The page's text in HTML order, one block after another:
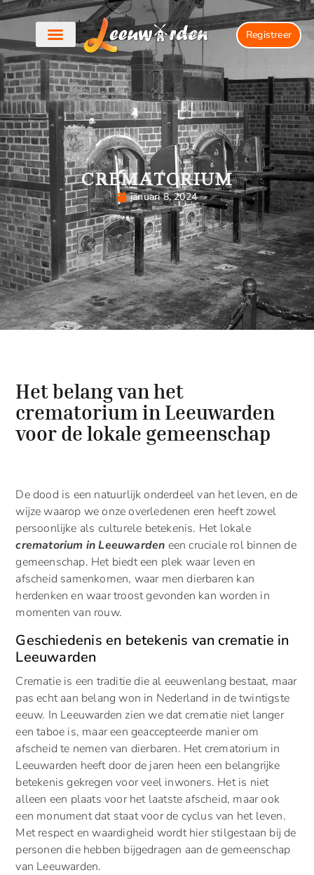
Registreer
CREMATORIUM
januari 8, 2024
Het belang van het
crematorium in Leeuwarden
voor de lokale gemeenschap
De dood is een natuurlijk onderdeel van het leven, en de
wijze waarop we onze overledenen eren heeft zowel
persoonlijke als culturele betekenis. Het lokale
crematorium in Leeuwarden een cruciale rol binnen de
gemeenschap. Het biedt een plek waar leven en
afscheid samenkomen, waar men dierbaren kan
herdenken en waar troost gevonden kan worden in
momenten van rouw.
Geschiedenis en betekenis van crematie in
Leeuwarden
Crematie is een traditie die al eeuwenlang bestaat, maar
pas echt aan belang won in Nederland in de twintigste
eeuw. In Leeuwarden zien we dat crematie niet langer
een taboe is, maar een geaccepteerde manier om
afscheid te nemen van dierbaren. Het crematorium in
Leeuwarden heeft door de jaren heen een belangrijke
betekenis gekregen voor veel inwoners. Het is niet
alleen een plaats voor het laatste afscheid, maar ook
een monument dat staat voor de cyclus van het leven.
Met respect en waardigheid wordt hier stilgestaan bij de
personen die hebben bijgedragen aan de gemeenschap
van Leeuwarden.